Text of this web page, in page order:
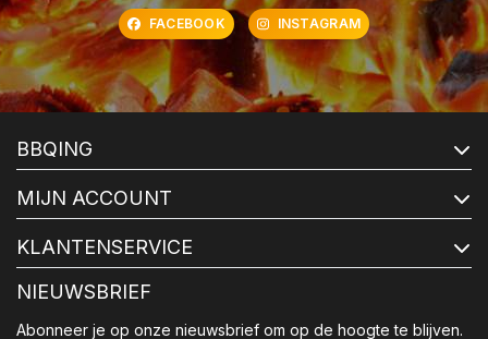
FACEBOOK INSTAGRAM
BBQING
MIJN ACCOUNT
KLANTENSERVICE
NIEUWSBRIEF
Abonneer je op onze nieuwsbrief om op de hoogte te blijven.